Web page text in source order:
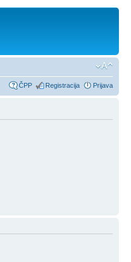
ČPP Registracija Prijava